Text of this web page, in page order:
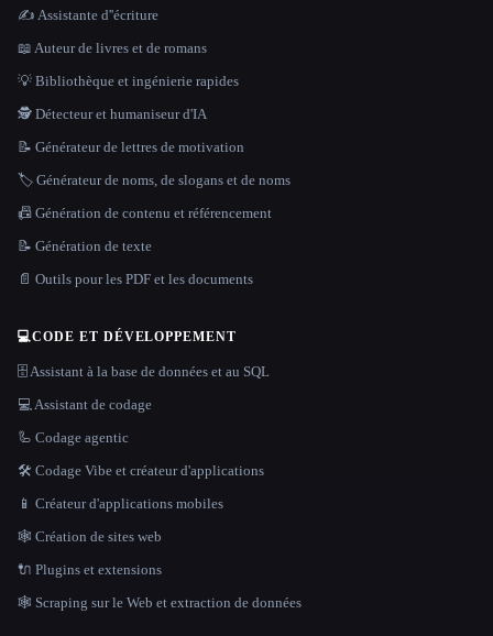
✍️ Assistante d''écriture
📖 Auteur de livres et de romans
💡 Bibliothèque et ingénierie rapides
🕵️ Détecteur et humaniseur d'IA
📝 Générateur de lettres de motivation
🏷️ Générateur de noms, de slogans et de noms
📠 Génération de contenu et référencement
📝 Génération de texte
📄 Outils pour les PDF et les documents
💻CODE ET DÉVELOPPEMENT
🗄️ Assistant à la base de données et au SQL
💻 Assistant de codage
🦾 Codage agentic
🛠️ Codage Vibe et créateur d'applications
📱 Créateur d'applications mobiles
🕸 Création de sites web
🔌 Plugins et extensions
🕸️ Scraping sur le Web et extraction de données